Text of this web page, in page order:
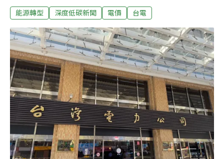
期電價合理化，台電累計更多虧損，將削弱能源轉型的量
半年電價審議委員會，決議「電價不調整」，平均電價每
度3.7556元，民生電價維持每度約2.77元、產業電價每度
4.27元。經濟部次長賴建信在會後記者會上轉述，電價審
議委員會考量國際關稅變化與地緣政治風險，關注各界對
物價波動的擔憂，決議本次電價不調整，請經濟部全力爭
取立法院支持撥補台電預算，穩健台電財務體質。賴建信
表示，受到國際燃料價格上漲影響，台電扮演擋土牆吸收
波動，以穩定物價、維持產業競爭力，截至去年底，台電
已累計虧損4229億元。還要再加上，立法院在野黨以能源
政策為由，刪除20
能源轉型 深度低碳新聞 電價 台電